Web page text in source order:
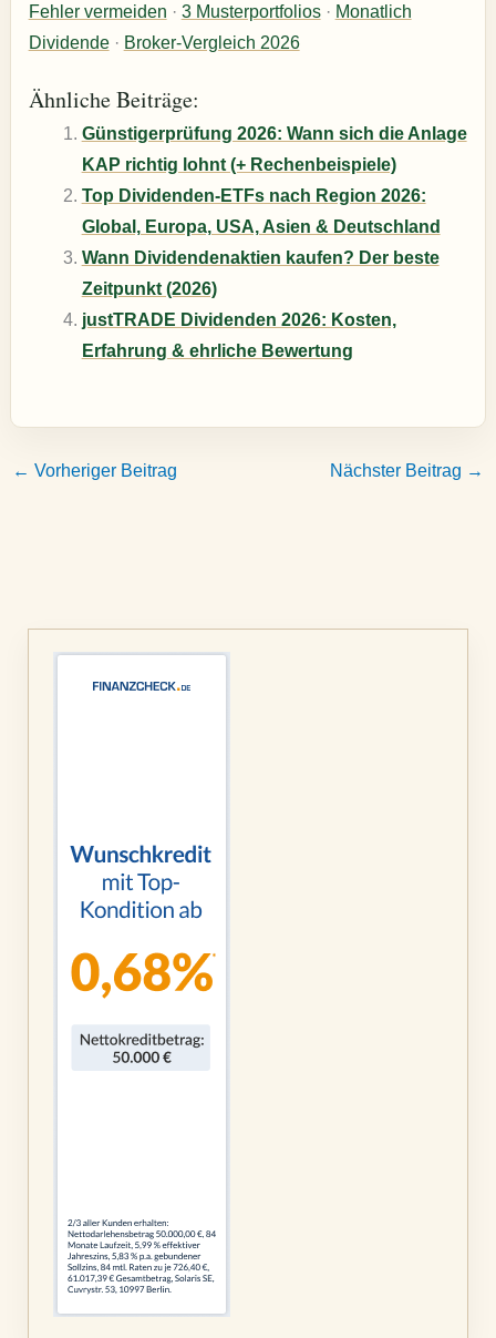
Fehler vermeiden · 3 Musterportfolios· Monatlich
Dividende· Broker-Vergleich 2026
Ähnliche Beiträge:
Günstigerprüfung 2026: Wann sich die Anlage
KAP richtig lohnt (+ Rechenbeispiele)
Top Dividenden-ETFs nach Region 2026:
Global, Europa, USA, Asien & Deutschland
Wann Dividendenaktien kaufen? Der beste
Zeitpunkt (2026)
justTRADE Dividenden 2026: Kosten,
Erfahrung & ehrliche Bewertung
← Vorheriger Beitrag Nächster Beitrag →